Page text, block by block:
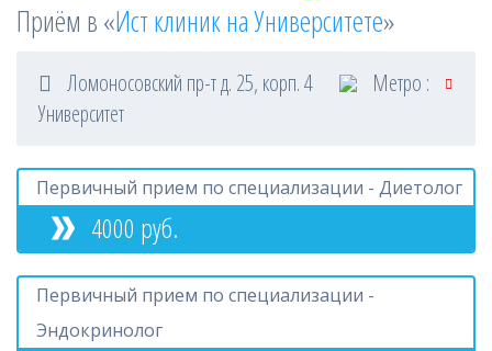
Приём в «Ист клиник на Университете»
Ломоносовский пр-т д. 25, корп. 4
Метро :
Университет
Первичный прием по специализации - Диетолог
4000 руб.
Первичный прием по специализации -
Эндокринолог